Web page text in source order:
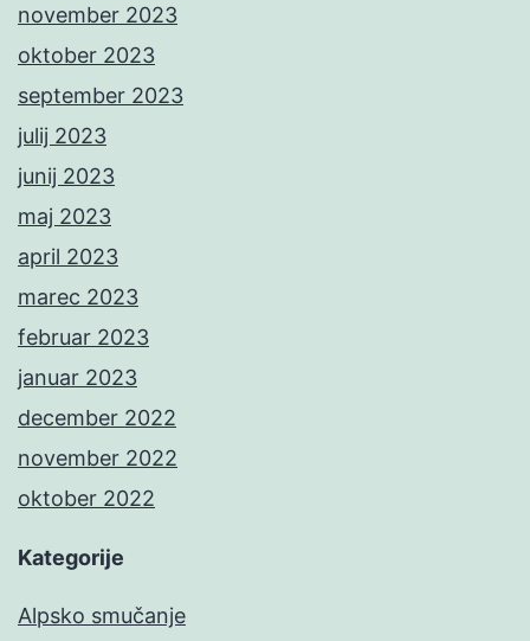
november 2023
oktober 2023
september 2023
julij 2023
junij 2023
maj 2023
april 2023
marec 2023
februar 2023
januar 2023
december 2022
november 2022
oktober 2022
Kategorije
Alpsko smučanje